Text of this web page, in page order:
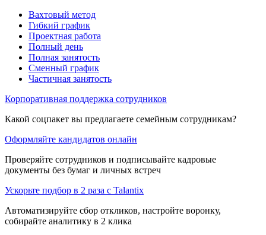
Вахтовый метод
Гибкий график
Проектная работа
Полный день
Полная занятость
Сменный график
Частичная занятость
Корпоративная поддержка сотрудников
Какой соцпакет вы предлагаете семейным сотрудникам?
Оформляйте кандидатов онлайн
Проверяйте сотрудников и подписывайте кадровые
документы без бумаг и личных встреч
Ускорьте подбор в 2 раза с Talantix
Автоматизируйте сбор откликов, настройте воронку,
собирайте аналитику в 2 клика